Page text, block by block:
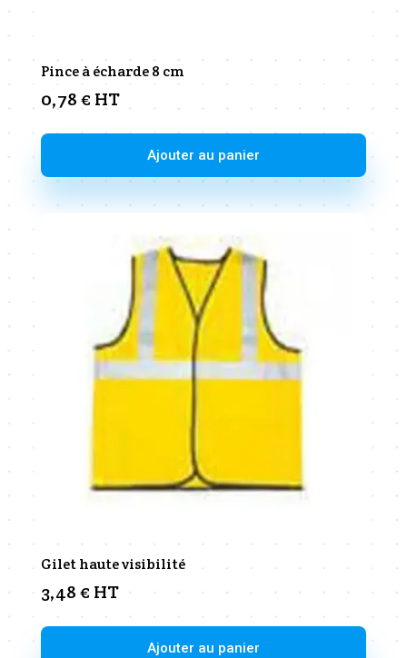
Pince à écharde 8 cm
0,78€ HT
Ajouter au panier
Gilet haute visibilité
3,48€ HT
Ajouter au panier